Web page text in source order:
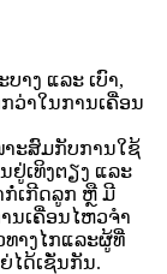
າງ ແລະ ເບົາ,
ວ່າໃນການເຄື່ອນ
ະສົມກັບການໃຊ້
ເທິງຕຽງ ແລະ
ເກີດລູກ ຫຼື ມີ
ນເຄື່ອນໄຫວຈໍາ
ທາງໄກແລະຜູ້ທີ່
ໄດ້ເຊັ່ນກັນ.